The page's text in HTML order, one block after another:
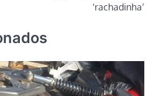
‘rachadinha’